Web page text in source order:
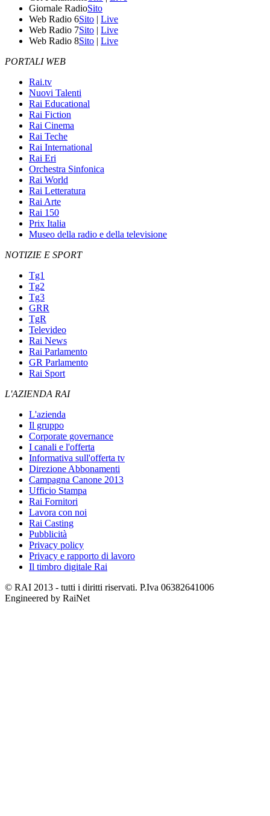
Giornale RadioSito
Web Radio 6Sito | Live
Web Radio 7Sito | Live
Web Radio 8Sito | Live
PORTALI WEB
Rai.tv
Nuovi Talenti
Rai Educational
Rai Fiction
Rai Cinema
Rai Teche
Rai International
Rai Eri
Orchestra Sinfonica
Rai World
Rai Letteratura
Rai Arte
Rai 150
Prix Italia
Museo della radio e della televisione
NOTIZIE E SPORT
Tg1
Tg2
Tg3
GRR
TgR
Televideo
Rai News
Rai Parlamento
GR Parlamento
Rai Sport
L'AZIENDA RAI
L'azienda
Il gruppo
Corporate governance
I canali e l'offerta
Informativa sull'offerta tv
Direzione Abbonamenti
Campagna Canone 2013
Ufficio Stampa
Rai Fornitori
Lavora con noi
Rai Casting
Pubblicità
Privacy policy
Privacy e rapporto di lavoro
Il timbro digitale Rai
© RAI 2013 - tutti i diritti riservati. P.Iva 06382641006
Engineered by RaiNet